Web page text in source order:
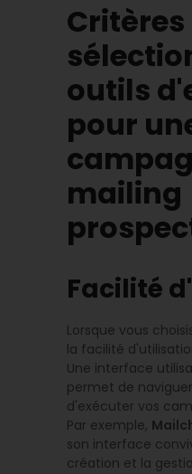
Critères
outils
pour
mailing
Facilité
Lorsque vous
la facilité
Une interface
permet de
d'exécuter vos
Par exemple,
son interface
création et la